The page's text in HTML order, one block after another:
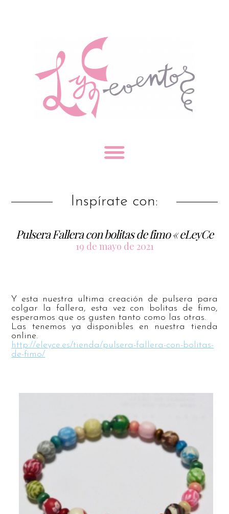
Inspírate con:
Pulsera Fallera con bolitas de fimo « eLeyCe
19 de mayo de 2021
Y esta nuestra ultima creación de pulsera para
colgar la fallera, esta vez con bolitas de fimo,
esperamos que os gusten tanto como las otras.
Las tenemos ya disponibles en nuestra tienda
online.
http://eleyce.es/tienda/pulsera-fallera-con-bolitas-
de-fimo/